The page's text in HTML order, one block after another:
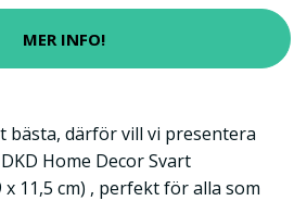
MER INFO!
bästa, därför vill vi presentera
Home Decor Svart
11,5 cm) , perfekt för alla som